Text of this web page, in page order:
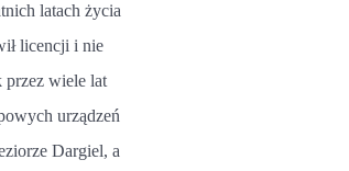
latach życia
licencji i nie
przez wiele lat
urządzeń
Dargiel, a